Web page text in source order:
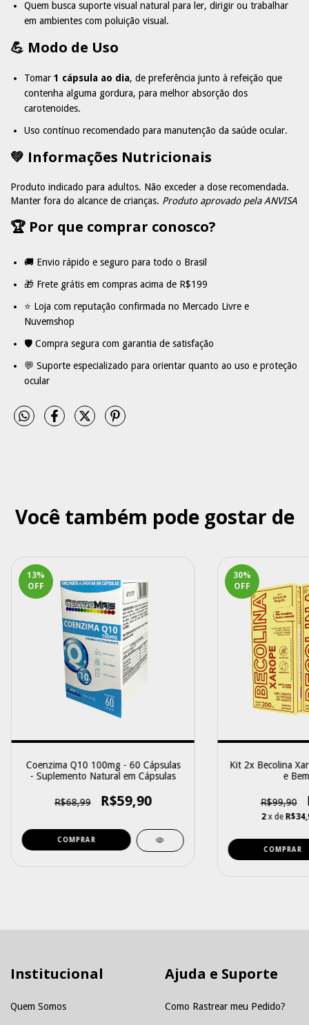
Quem busca suporte visual natural para ler, dirigir ou trabalhar
em ambientes com poluição visual.
💪 Modo de Uso
Tomar 1 cápsula ao dia, de preferência junto à refeição que
contenha alguma gordura, para melhor absorção dos
carotenoides.
Uso contínuo recomendado para manutenção da saúde ocular.
💚 Informações Nutricionais
Produto indicado para adultos. Não exceder a dose recomendada.
Manter fora do alcance de crianças. Produto aprovado pela ANVISA
🏆 Por que comprar conosco?
🚚 Envio rápido e seguro para todo o Brasil
🎁 Frete grátis em compras acima de R$199
⭐ Loja com reputação confirmada no Mercado Livre e
Nuvemshop
🛡 Compra segura com garantia de satisfação
💬 Suporte especializado para orientar quanto ao uso e proteção
ocular
Você também pode gostar de
13%
OFF
Coenzima Q10 100mg - 60 Cápsulas
- Suplemento Natural em Cápsulas
R$68,99 R$59,90
30%
OFF
Kit 2x Becolina
e
R$99,90
2 x de
Institucional
Quem Somos
Ajuda e Suporte
Como Rastrear meu Pedido?